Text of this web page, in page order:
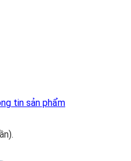
tin sản phẩm